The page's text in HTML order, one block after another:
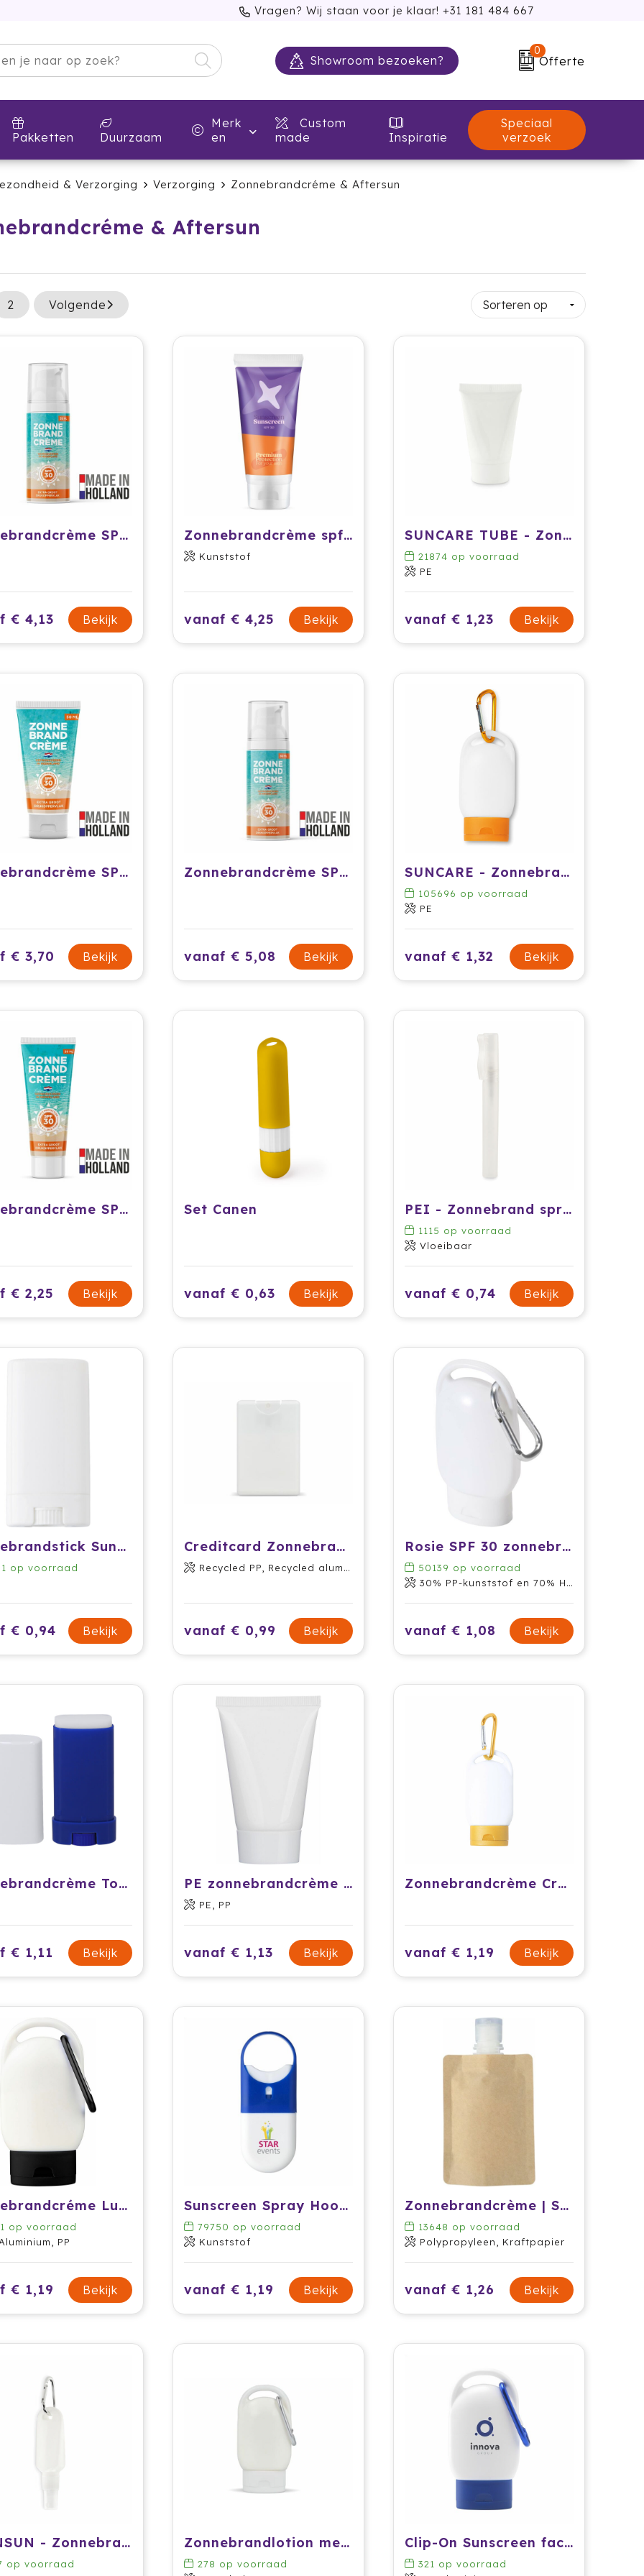
Vragen? Wij staan voor je klaar! +31 181 484 667
Showroom bezoeken?
0
Offerte
Pakketten Duurzaam
Merk
en
Custom
made
Inspiratie
Speciaal
verzoek
& Verzorging Verzorging Zonnebrandcréme & Aftersun
& Aftersun
2 Volgende
Zonnebrandcrème SPF30 - 30 ml
€ 4,13 Bekijk
Zonnebrandcrème spf30 100 ml
Kunststof
vanaf € 4,25 Bekijk
SUNCARE TUBE - Zonnebrand 45 ml
21874 op voorraad
PE
vanaf € 1,23 Bekijk
Zonnebrandcrème SPF30 - 50 ml
€ 3,70 Bekijk
Zonnebrandcrème SPF30 - 50 ml
vanaf € 5,08 Bekijk
SUNCARE - Zonnebrandcrème
105696 op voorraad
PE
vanaf € 1,32 Bekijk
Zonnebrandcrème SPF30 - 20 ml
€ 2,25 Bekijk
Set Canen
vanaf € 0,63 Bekijk
PEI - Zonnebrand spray 10 ml
1115 op voorraad
Vloeibaar
vanaf € 0,74 Bekijk
Zonnebrandstick Sunstick
op voorraad
€ 0,94 Bekijk
Creditcard Zonnebrandspray SPF30 Gerecycled Materiaal
Recycled PP, Recycled aluminium
vanaf € 0,99 Bekijk
Rosie SPF 30 zonnebrandcrème met karabijnhaak
50139 op voorraad
30% PP-kunststof en 70% HDPE-kunststof, Aluminium
vanaf € 1,08 Bekijk
Zonnebrandcrème Torval
€ 1,11 Bekijk
PE zonnebrandcrème tube Maelis
PE, PP
vanaf € 1,13 Bekijk
Zonnebrandcrème Cretus
vanaf € 1,19 Bekijk
Zonnebrandcréme Luka
op voorraad
PP
€ 1,19 Bekijk
Sunscreen Spray HookUp factor 30
79750 op voorraad
Kunststof
vanaf € 1,19 Bekijk
Zonnebrandcrème | SPF30 | 50 ml | Papieren zak
13648 op voorraad
Polypropyleen, Kraftpapier
vanaf € 1,26 Bekijk
CRENSUN - Zonnebrand spray 30 ml
op voorraad
Zonnebrandlotion met Karabijnhaak SPF30 Gerecycled Materiaal
278 op voorraad
Clip-On Sunscreen factor 30
321 op voorraad